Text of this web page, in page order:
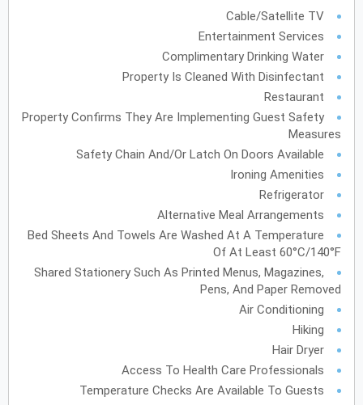
حالأحد نالاثنينثالثلاثاء
يونيو 2028
الأحد ن الاثنينث الثلاثاء الأربعاء الخميس
جالجمعةس السبت
يوليو
ث
أغسطس
حالأحد نالاثنين ثالثلاثاءرالأربعاء
20
21
22
23
24
25
26
Cable/Satellite TV
Entertainment Services
Complimentary Drinking Water
Property Is Cleaned With Disinfectant
Restaurant
Property Confirms They Are Implementing Guest Safety
Measures
Safety Chain And/or Latch On Doors Available
Ironing Amenities
Refrigerator
Alternative Meal Arrangements
Bed Sheets And Towels Are Washed At A Temperature
Of At Least 60°C/140°F
Shared Stationery Such As Printed Menus, Magazines,
Pens, And Paper Removed
Air Conditioning
Hiking
Hair Dryer
Access To Health Care Professionals
Temperature Checks Are Available To Guests